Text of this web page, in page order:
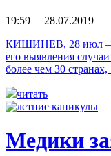
19:59 28.07.2019
КИШИНЕВ, 28 июл —
его выявления
более чем 30
читать
Медики